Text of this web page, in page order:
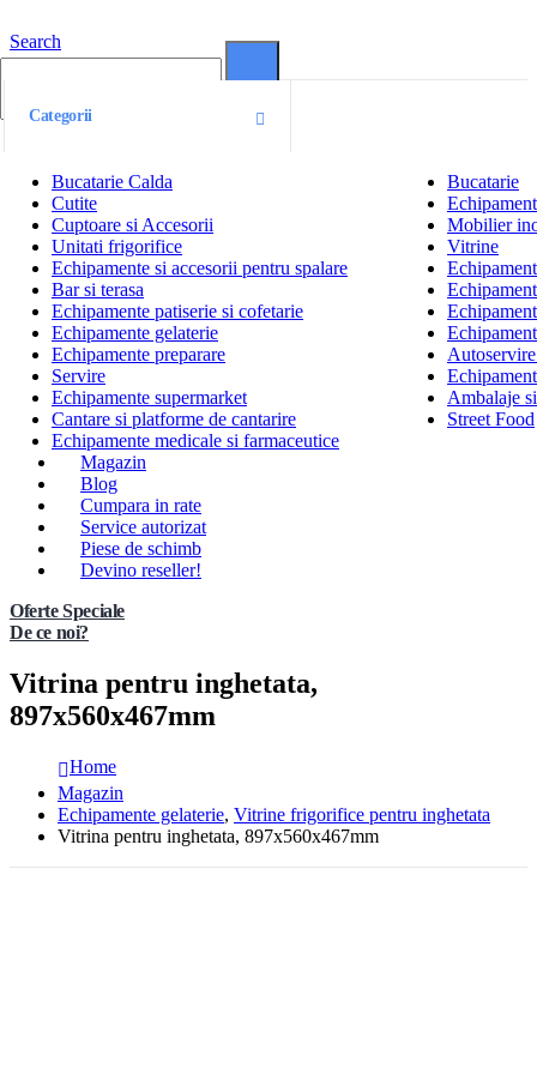
Search
Categorii
Bucatarie Calda
Bucatarie
Cutite
Cuptoare si Accesorii
Mobilier
Unitati frigorifice
Vitrine
Echipamente si accesorii pentru spalare
Bar si terasa
Echipamente patiserie si cofetarie
Echipamente gelaterie
Echipamente preparare
Servire
Echipamente supermarket
Ambalaje
Cantare si platforme de cantarire
Street Food
Echipamente medicale si farmaceutice
Magazin
Blog
Cumpara in rate
Service autorizat
Piese de schimb
Devino reseller!
Oferte Speciale
De ce noi?
Vitrina pentru inghetata,
897x560x467mm
Home
Magazin
Echipamente gelaterie, Vitrine frigorifice pentru inghetata
Vitrina pentru inghetata, 897x560x467mm